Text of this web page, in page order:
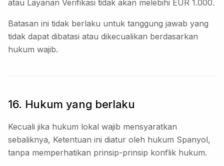
atau Layanan Verifikasi tidak akan melebihi EUR 1.000.
Batasan ini tidak berlaku untuk tanggung jawab yang
tidak dapat dibatasi atau dikecualikan berdasarkan
hukum wajib.
16. Hukum yang berlaku
Kecuali jika hukum lokal wajib mensyaratkan
sebaliknya, Ketentuan ini diatur oleh hukum Spanyol,
tanpa memperhatikan prinsip-prinsip konflik hukum.